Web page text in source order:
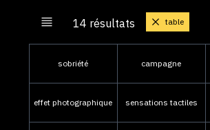
14 résultats table
sobriété campagne
effet photographique sensations tactiles